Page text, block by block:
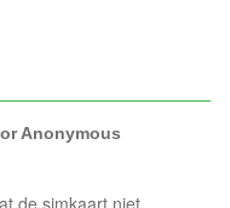
Anonymous
de simkaart niet